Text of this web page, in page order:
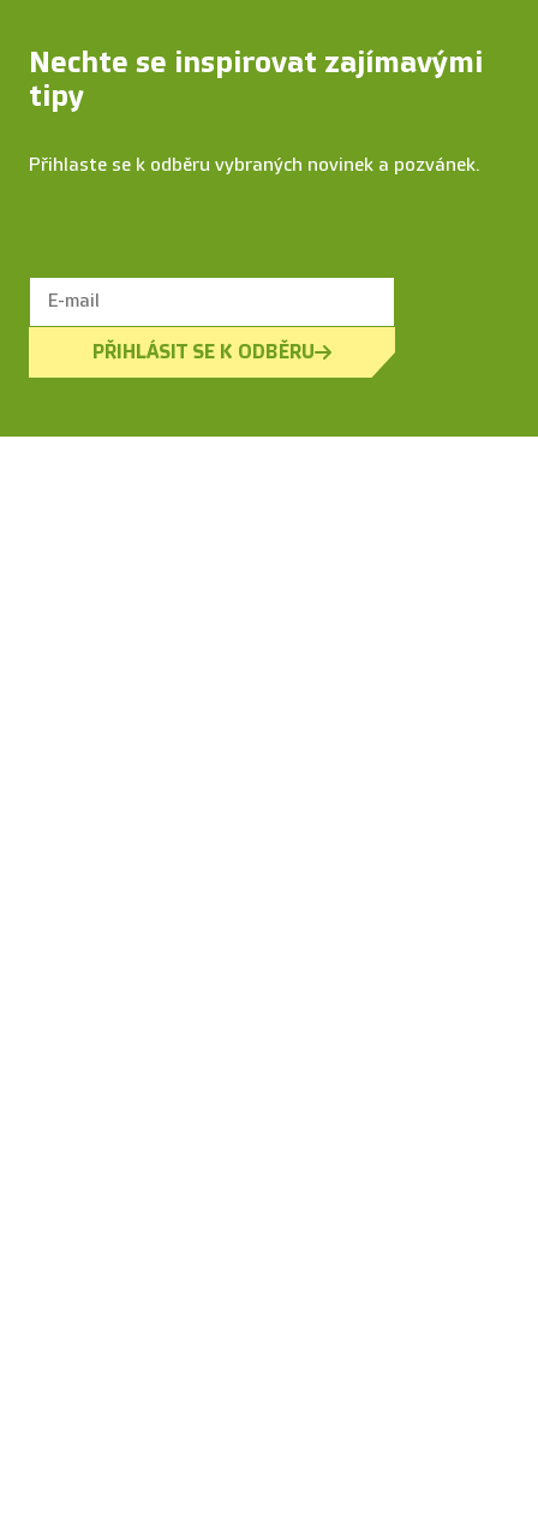
Nechte se inspirovat zajímavými
tipy
Přihlaste se k odběru vybraných novinek a pozvánek.
PŘIHLÁSIT SE K ODBĚRU